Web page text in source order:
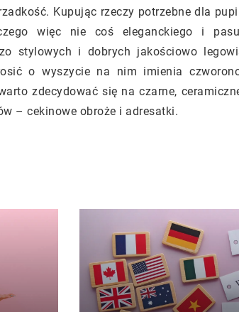
Kupując rzeczy potrzebne dla
więc nie coś eleganckiego i
stylowych i dobrych jakościowo
o wyszycie na nim imienia
zdecydować się na czarne,
– cekinowe obroże i adresatki.